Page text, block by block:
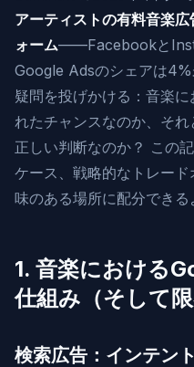
アーティストの有料音楽
ォーム——Facebookと
Google Adsのシェアは
疑問を投げかける：音楽
れたチャンスなのか、そ
正しい判断なのか？ この
ケース、戦略的なトレー
味のある場所に配分できる
1. 音楽における
仕組み（そして限
検索広告：インテン